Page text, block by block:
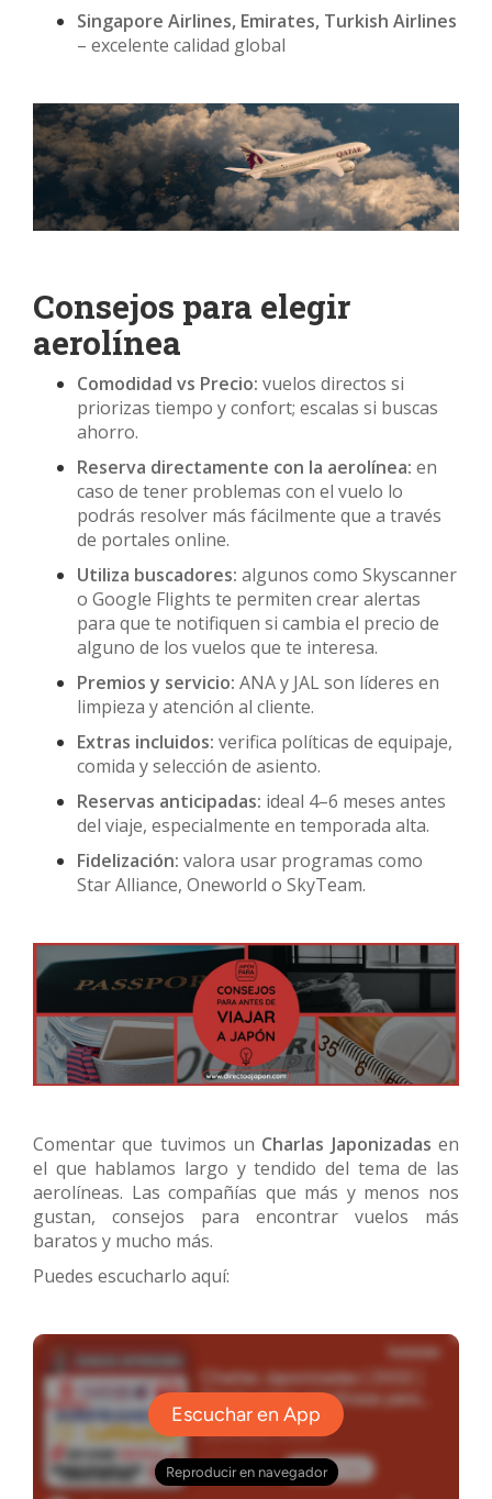
Singapore Airlines, Emirates, Turkish Airlines
– excelente calidad global
Consejos para elegir
aerolínea
Comodidad vs Precio: vuelos directos si
priorizas tiempo y confort; escalas si buscas
ahorro.
Reserva directamente con la aerolínea: en
caso de tener problemas con el vuelo lo
podrás resolver más fácilmente que a través
de portales online.
Utiliza buscadores: algunos como Skyscanner
o Google Flights te permiten crear alertas
para que te notifiquen si cambia el precio de
alguno de los vuelos que te interesa.
Premios y servicio: ANA y JAL son líderes en
limpieza y atención al cliente.
Extras incluidos: verifica políticas de equipaje,
comida y selección de asiento.
Reservas anticipadas: ideal 4–6 meses antes
del viaje, especialmente en temporada alta.
Fidelización: valora usar programas como
Star Alliance, Oneworld o SkyTeam.
Comentar que tuvimos un Charlas Japonizadas en
el que hablamos largo y tendido del tema de las
aerolíneas. Las compañías que más y menos nos
gustan, consejos para encontrar vuelos más
baratos y mucho más.
Puedes escucharlo aquí: